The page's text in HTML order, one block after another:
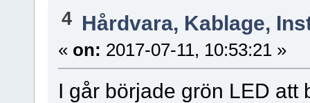
4 Hårdvara, Kablage,
« on: 2017-07-11, 10:53:21 »
I går började grön LED att